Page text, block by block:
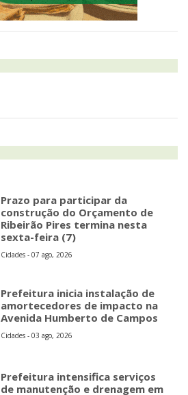
Prazo para participar da
construção do Orçamento de
Ribeirão Pires termina nesta
sexta-feira (7)
Cidades - 07 ago, 2026
Prefeitura inicia instalação de
amortecedores de impacto na
Avenida Humberto de Campos
Cidades - 03 ago, 2026
Prefeitura intensifica serviços
de manutenção e drenagem em